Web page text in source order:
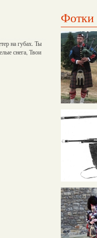
Фотки
на губах. Ты
снега, Твои